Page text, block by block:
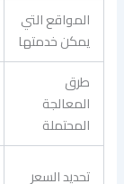
المواقع التي
يمكن خدمتها
طرق
المعالجة
المحتملة
تحديد السعر